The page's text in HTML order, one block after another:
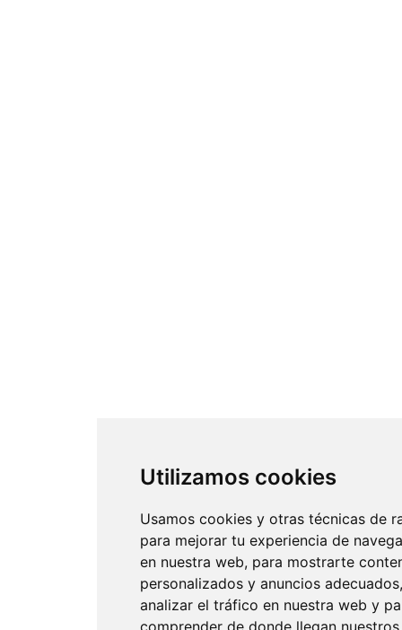
Utilizamos cookies
Usamos cookies y otras técnicas de
para mejorar tu experiencia de
en nuestra web, para mostrarte
personalizados y anuncios
analizar el tráfico en nuestra web y
comprender de donde llegan nuestros